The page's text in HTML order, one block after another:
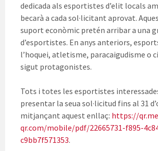
dedicada als esportistes d’elit locals
becarà a cada sol·licitant aprovat.
suport econòmic pretén arribar a una
d’esportistes. En anys anteriors,
l’hoquei, atletisme, paracaigudisme o
sigut protagonistes.
Tots i totes les esportistes
presentar la seua sol·licitud fins al 31
mitjançant aquest enllaç: https://
qr.com/mobile/pdf/22665731-f895-
c9bb7f571353.